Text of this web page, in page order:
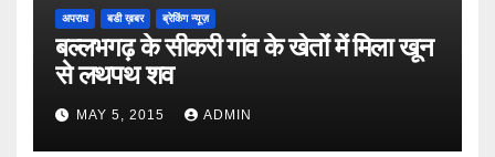
अपराध बडी ख़बर ब्रेकिंग न्यूज़
बल्लभगढ़ के सीकरी गांव के खेतों में मिला खून
से लथपथ शव
MAY 5, 2015 ADMIN